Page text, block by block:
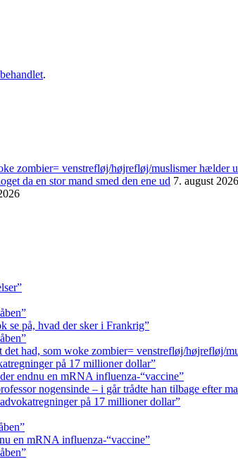
.
zombier= venstrefløj/højrefløj/muslismer hælder
da en stor mand smed den ene ud 7. august 2026
se på, hvad der sker i Frankrig”
had, som woke zombier= venstrefløj/højrefløj/
på 17 millioner dollar”
endnu en mRNA influenza-“vaccine”
nogensinde – i går trådte han tilbage efter
på 17 millioner dollar”
en mRNA influenza-“vaccine”